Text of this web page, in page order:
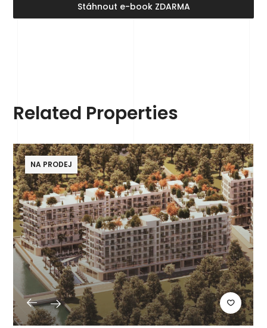
Stáhnout e-book ZDARMA
Related Properties
NA PRODEJ